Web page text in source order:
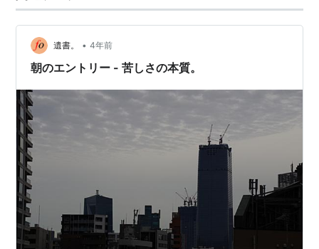
遺書。 • 4年前
朝のエントリー - 苦しさの本質。